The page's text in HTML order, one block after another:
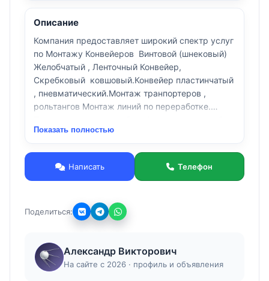
Описание
Компания предоставляет широкий спектр услуг
по Монтажу Конвейеров Винтовой (шнековый)
Желобчатый , Ленточный Конвейер,
Скребковый ковшовый.Конвейер пластинчатый
, пневматический.Монтаж транпортеров ,
рольтангов Монтаж линий по переработке.
типов конвейеров по вашем размерам и
Силосы.Бункера.Работаем по всей России
и СНГ.
Показать полностью
Написать Телефон
Поделиться:
Александр Викторович
На сайте с 2026 · профиль и объявления